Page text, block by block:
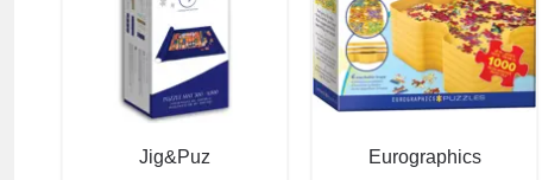
Jig&Puz
Eurographics